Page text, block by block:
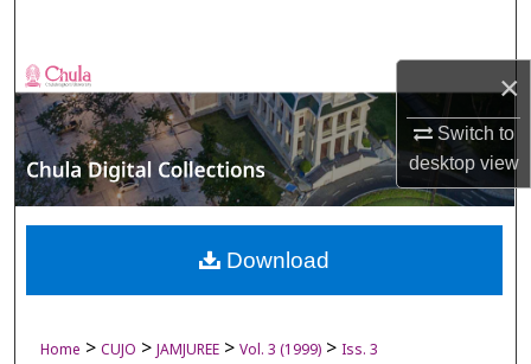
×
Switch to
desktopview
Browse Collections
My Account
About
Digital Commons Network™
Home > CUJO > JAMJUREE > Vol. 3 (1999) > Iss. 3
Download